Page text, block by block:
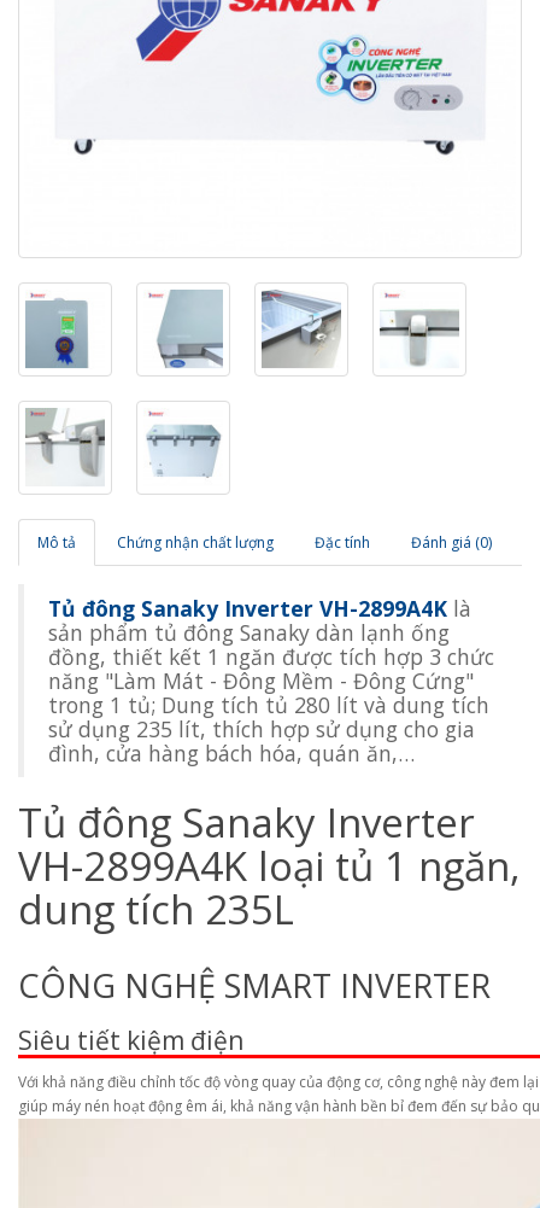
Mô tả Chứng nhận chất lượng Đặc tính Đánh giá (0)
Tủ đông Sanaky Inverter VH-2899A4K là
sản phẩm tủ đông Sanaky dàn lạnh ống
đồng, thiết kết 1 ngăn được tích hợp 3 chức
năng "Làm Mát - Đông Mềm - Đông Cứng"
trong 1 tủ; Dung tích tủ 280 lít và dung tích
sử dụng 235 lít, thích hợp sử dụng cho gia
đình, cửa hàng bách hóa, quán ăn,…
Tủ đông Sanaky Inverter
VH-2899A4K loại tủ 1 ngăn,
dung tích 235L
CÔNG NGHỆ SMART INVERTER
Siêu tiết kiệm điện
Với khả năng điều chỉnh tốc độ vòng quay của động cơ, công nghệ này đem
giúp máy nén hoạt động êm ái, khả năng vận hành bền bỉ đem đến sự bảo